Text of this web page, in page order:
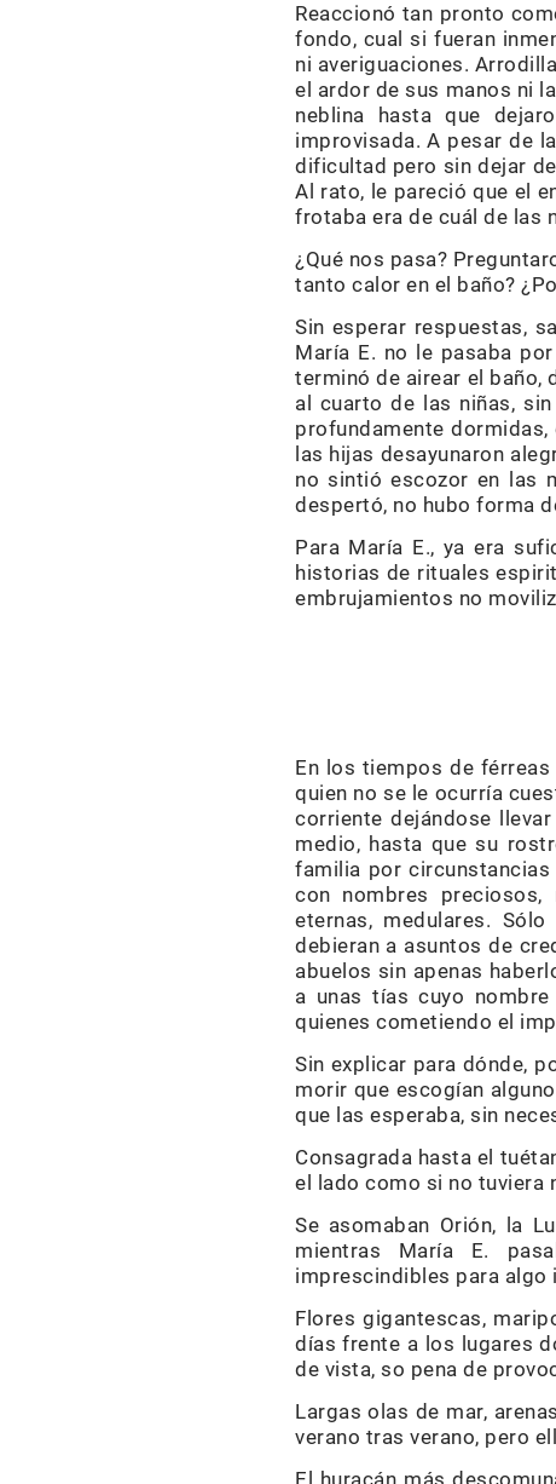
Reaccionó tan pronto
fondo, cual si fueran
ni averiguaciones.
el ardor de sus manos ni
neblina hasta que
improvisada. A pesar de
dificultad pero sin dejar
Al rato, le pareció que el
frotaba era de cuál de las
¿Qué nos pasa?
tanto calor en el baño?
Sin esperar respuestas,
María E. no le pasaba
terminó de airear el baño,
al cuarto de las niñas,
profundamente
las hijas desayunaron
no sintió escozor en las
despertó, no hubo forma
Para María E., ya era
historias de rituales
embrujamientos no
En los tiempos de
quien no se le ocurría
corriente dejándose
medio, hasta que su
familia por
con nombres preciosos,
eternas, medulares.
debieran a asuntos de
abuelos sin apenas
a unas tías cuyo
quienes cometiendo el
Sin explicar para dónde,
morir que escogían
que las esperaba, sin
Consagrada hasta el
el lado como si no tuviera
Se asomaban Orión, la
mientras María E.
imprescindibles para algo
Flores gigantescas,
días frente a los lugares
de vista, so pena de
Largas olas de mar,
verano tras verano, pero
El huracán más